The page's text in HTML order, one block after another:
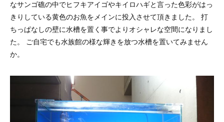
なサンゴ礁の中でヒフキアイゴやキイロハギと言った色彩がはっ
きりしている黄色のお魚をメインに投入させて頂きました。 打
ちっぱなしの壁に水槽を置く事でよりオシャレな空間になりまし
た。 ご自宅でも水族館の様な輝きを放つ水槽を置いてみません
か。